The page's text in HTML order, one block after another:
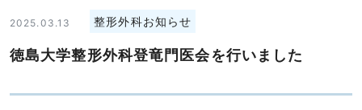
プ
る
2025.03.13 整形外科お知らせ
徳島大学整形外科登竜門医会を行いました